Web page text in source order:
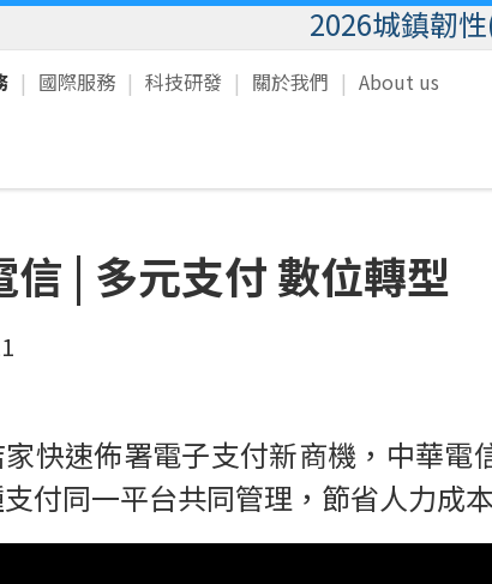
2026城鎮韌
國際服務 科技研發 關於我們 About us
信 | 多元支付 數位轉型
快速佈署電子支付新商機，中華
付同一平台共同管理，節省人力成